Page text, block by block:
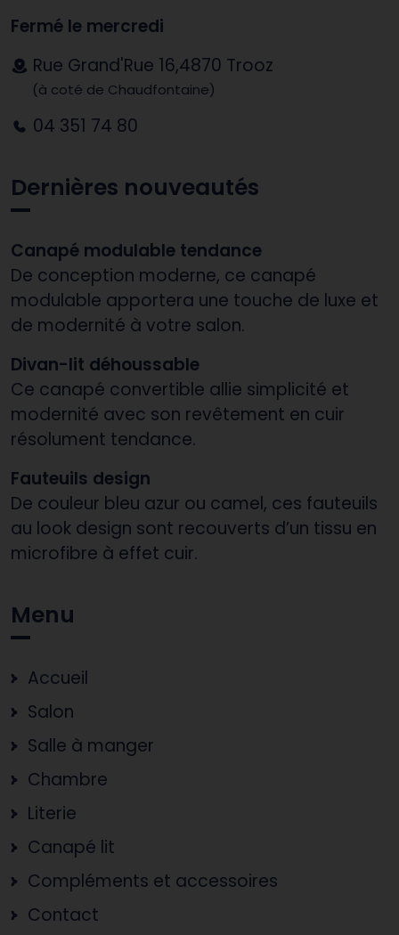
Fermé le mercredi
Rue Grand'Rue 16,4870 Trooz
(à coté de Chaudfontaine)
04 351 74 80
Dernières nouveautés
Canapé modulable tendance
De conception moderne, ce canapé
modulable apportera une touche de luxe et
de modernité à votre salon.
Divan-lit déhoussable
Ce canapé convertible allie simplicité et
modernité avec son revêtement en cuir
résolument tendance.
Fauteuils design
De couleur bleu azur ou camel, ces fauteuils
au look design sont recouverts d’un tissu en
microfibre à effet cuir.
Menu
Accueil
Salon
Salle à manger
Chambre
Literie
Canapé lit
Compléments et accessoires
Contact